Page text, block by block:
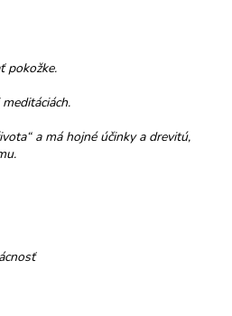
pokožke.
a má hojné účinky a drevitú,